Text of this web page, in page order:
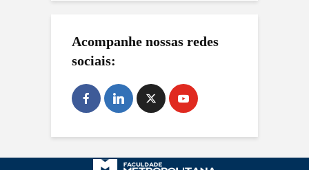
Acompanhe nossas redes
sociais: